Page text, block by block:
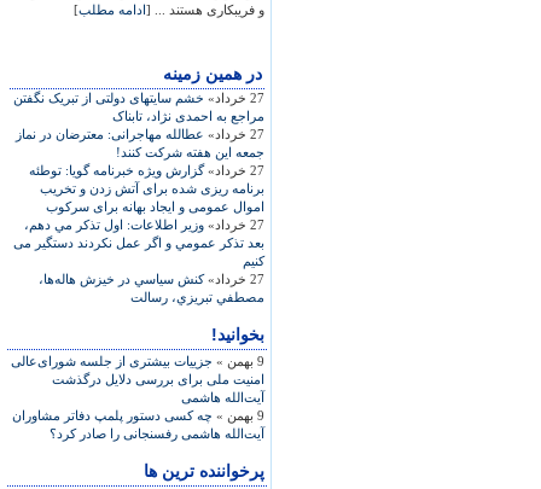
و فریبکاری هستند ... [ادامه مطلب]
در همين زمينه
27 خرداد»
خشم سايت‏های دولتی از تبريک نگفتن
مراجع به احمدی نژاد، تابناک
27 خرداد»
عطالله مهاجرانی: معترضان در نماز
جمعه این هفته شرکت کنند!
27 خرداد»
گزارش ویژه خبرنامه گویا: توطئه
برنامه ریزی شده برای آتش زدن و تخریب
اموال عمومی و ایجاد بهانه برای سرکوب
27 خرداد»
وزیر اطلاعات: اول تذكر مي دهم،
بعد تذكر عمومي و اگر عمل نكردند دستگير می
کنیم
27 خرداد»
كنش سياسي در خيزش هاله‌‌ها،
مصطفي تبريزي، رسالت
بخوانید!
9 بهمن »
جزییات بیشتری از جلسه شورای‌عالی
امنیت ملی برای بررسی دلایل درگذشت
آیت‌الله هاشمی
9 بهمن »
چه کسی دستور پلمپ دفاتر مشاوران
آیت‌الله هاشمی رفسنجانی را صادر کرد؟
پرخواننده ترین ها